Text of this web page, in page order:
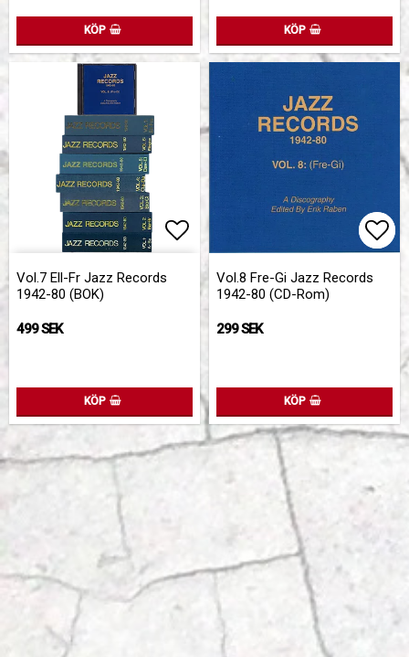
KÖP KÖP
Lägg till i favoritlistan
Vol.7 Ell-Fr Jazz Records
1942-80 (BOK)
499 SEK
KÖP
Vol.8 Fre-Gi Jazz Records
1942-80 (CD-Rom)
299 SEK
KÖP